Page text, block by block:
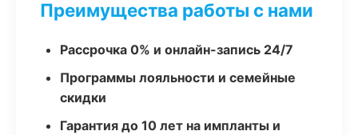
Преимущества работы с нами
Рассрочка 0% и онлайн-запись 24/7
Программы лояльности и семейные
скидки
Гарантия до 10 лет на импланты и